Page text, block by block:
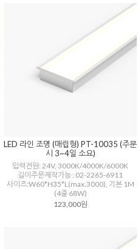
LED 라인 조명 (매립형) PT-10035 (주문
시 3~4일 소요)
입력전원: 24V, 3000K/4000K/6000K
길이주문제작가능 : 02-2265-6911
사이즈:W60*H35*L(max.3000), 기본 1M
(4줄 68W)
123,000원